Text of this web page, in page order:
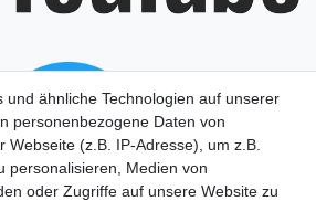
und ähnliche Technologien auf unserer
personenbezogene Daten von
Webseite (z.B. IP-Adresse), um z.B.
personalisieren, Medien von
oder Zugriffe auf unsere Website zu